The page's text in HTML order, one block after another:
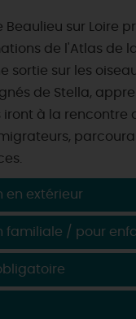
Beaulieu sur Loire
de l'Atlas de
sortie sur les
de Stella,
à la rencontre
en extérieur
familiale / pour